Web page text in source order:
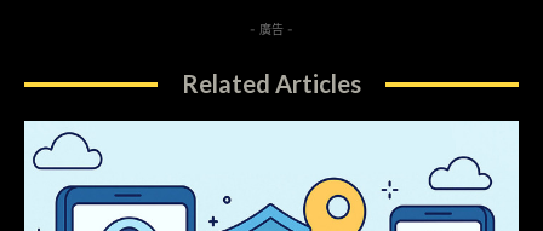
- 廣告 -
Related Articles